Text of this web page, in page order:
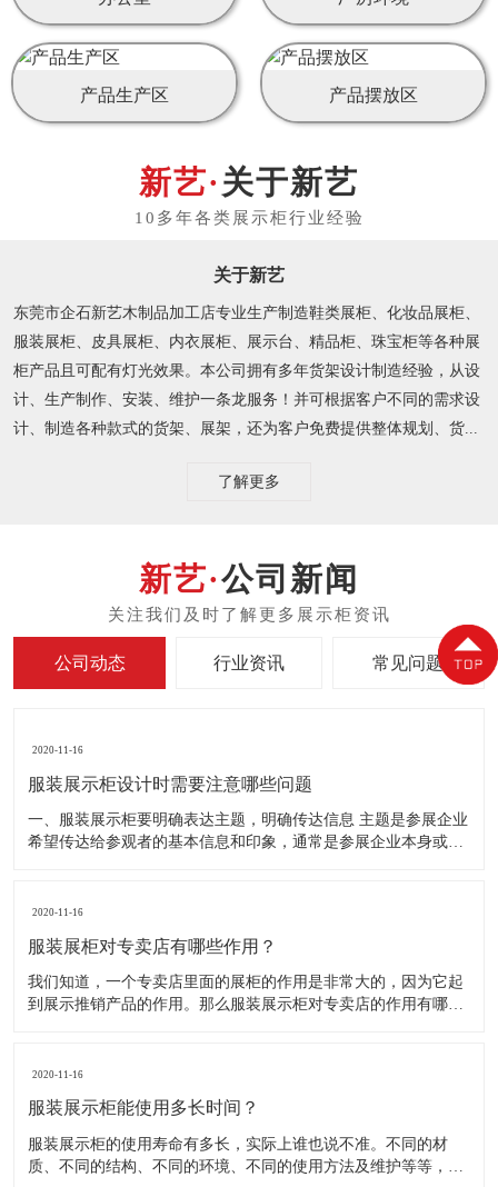
产品生产区 产品摆放区
关于新艺
关于新艺
东莞市企石新艺木制品加工店专业生产制造鞋类展柜、化妆品展柜、
服装展柜、皮具展柜、内衣展柜、展示台、精品柜、珠宝柜等各种展
柜产品且可配有灯光效果。本公司拥有多年货架设计制造经验，从设
计、生产制作、安装、维护一条龙服务！并可根据客户不同的需求设
计、制造各种款式的货架、展架，还为客户免费提供整体规划、货...
了解更多
公司新闻
公司动态 行业资讯 常见问题
2020-11-16
服装展示柜设计时需要注意哪些问题
一、服装展示柜要明确表达主题，明确传达信息 主题是参展企业
希望传达给参观者的基本信息和印象，通常是参展企业本身或产
2020-11-16
服装展柜对专卖店有哪些作用？
我们知道，一个专卖店里面的展柜的作用是非常大的，因为它起
到展示推销产品的作用。那么服装展示柜对专卖店的作用有哪些
陈列展示商品。把商品的风采展现在消费者面前，使消费者对商
2020-11-16
服装展示柜能使用多长时间？
服装展示柜的使用寿命有多长，实际上谁也说不准。不同的材
质、不同的结构、不同的环境、不同的使用方法及维护等等，都